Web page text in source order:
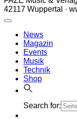
42117 Wuppertal ·
News
Magazin
Events
Musik
Technik
Shop
Search for: